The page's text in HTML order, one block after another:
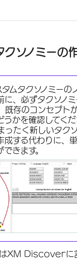
クソノミーの
タムタクソノミーの
に、必ずタクソノ
既存のコンセプト
うかを確認してく
ったく新しいタクソ
成する代わりに、
きます。
はXM Discoverに